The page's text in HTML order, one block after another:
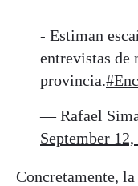
- Estiman
entrevistas de
provincia.
— Rafael
September 12,
Concretamente,